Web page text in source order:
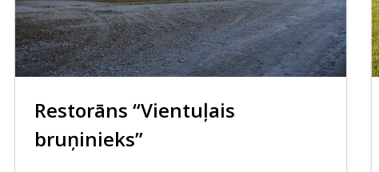
Restorāns “Vientuļais
bruņinieks”